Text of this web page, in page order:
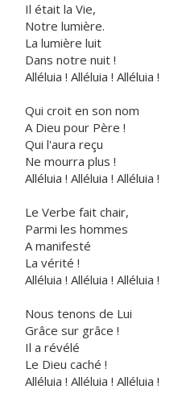
Il était la Vie,
Notre lumière.
La lumière luit
Dans notre nuit !
Alléluia ! Alléluia ! Alléluia !
Qui croit en son nom
A Dieu pour Père !
Qui l'aura reçu
Ne mourra plus !
Alléluia ! Alléluia ! Alléluia !
Le Verbe fait chair,
Parmi les hommes
A manifesté
La vérité !
Alléluia ! Alléluia ! Alléluia !
Nous tenons de Lui
Grâce sur grâce !
Il a révélé
Le Dieu caché !
Alléluia ! Alléluia ! Alléluia !